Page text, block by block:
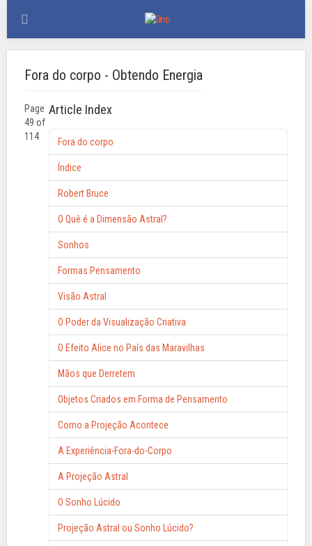
Fora do corpo - Obtendo Energia
Article Index
Fora do corpo
Índice
Robert Bruce
O Quê é a Dimensão Astral?
Sonhos
Formas Pensamento
Visão Astral
O Poder da Visualização Criativa
O Efeito Alice no País das Maravilhas
Mãos que Derretem
Objetos Criados em Forma de Pensamento
Como a Projeção Acontece
A Experiência-Fora-do-Corpo
A Projeção Astral
O Sonho Lúcido
Projeção Astral ou Sonho Lúcido?
Page
49 of
114